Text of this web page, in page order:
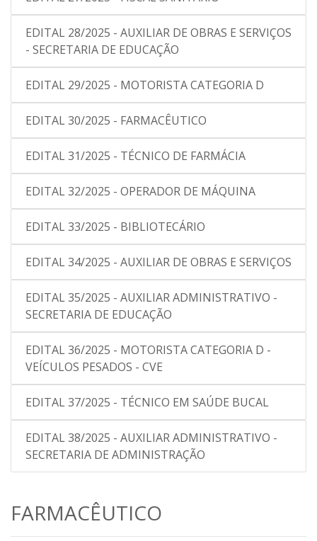
EDITAL 28/2025 - AUXILIAR DE OBRAS E SERVIÇOS
- SECRETARIA DE EDUCAÇÃO
EDITAL 29/2025 - MOTORISTA CATEGORIA D
EDITAL 30/2025 - FARMACÊUTICO
EDITAL 31/2025 - TÉCNICO DE FARMÁCIA
EDITAL 32/2025 - OPERADOR DE MÁQUINA
EDITAL 33/2025 - BIBLIOTECÁRIO
EDITAL 34/2025 - AUXILIAR DE OBRAS E SERVIÇOS
EDITAL 35/2025 - AUXILIAR ADMINISTRATIVO -
SECRETARIA DE EDUCAÇÃO
EDITAL 36/2025 - MOTORISTA CATEGORIA D -
VEÍCULOS PESADOS - CVE
EDITAL 37/2025 - TÉCNICO EM SAÚDE BUCAL
EDITAL 38/2025 - AUXILIAR ADMINISTRATIVO -
SECRETARIA DE ADMINISTRAÇÃO
FARMACÊUTICO